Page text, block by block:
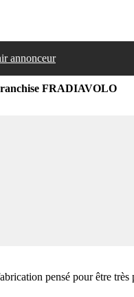
annonceur
FRADIAVOLO
pensé pour être très